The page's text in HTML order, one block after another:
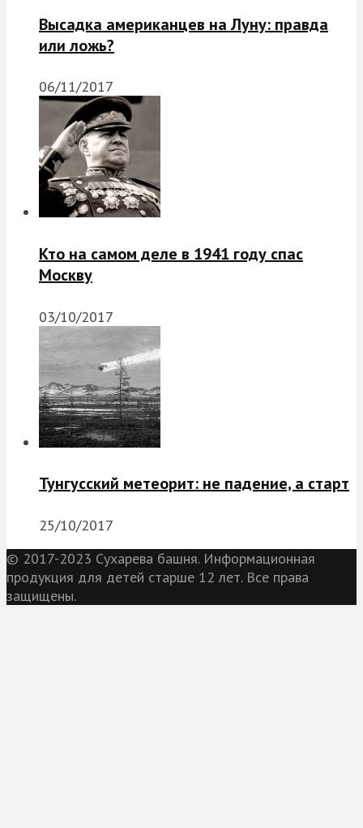
Высадка американцев на Луну: правда
или ложь?
06/11/2017
Кто на самом деле в 1941 году спас
Москву
03/10/2017
Тунгусский метеорит: не падение, а старт
25/10/2017
© 2017-2023 Сухарева башня. Информационная
продукция для детей старше 12 лет. Все права
защищены.